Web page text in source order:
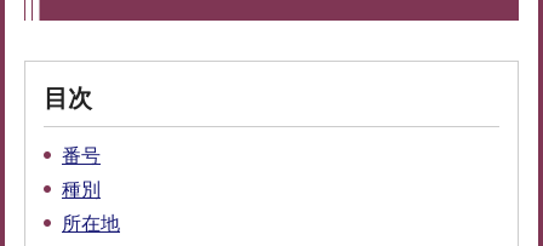
目次
番号
種別
所在地